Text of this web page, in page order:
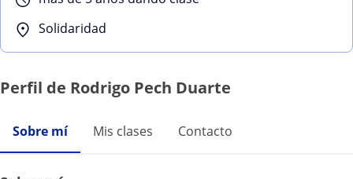
Solidaridad
Perfil de Rodrigo Pech Duarte
Sobre mí Mis clases Contacto